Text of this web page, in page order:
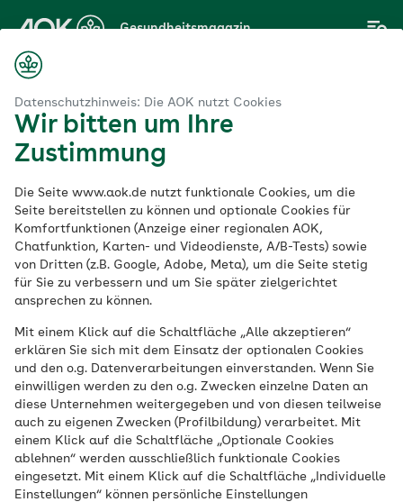
Datenschutzhinweis: Die AOK nutzt Cookies
Wir bitten um Ihre
Zustimmung
Die Seite www.aok.de nutzt funktionale Cookies, um die
Seite bereitstellen zu können und optionale Cookies für
Komfortfunktionen (Anzeige einer regionalen AOK,
Chatfunktion, Karten- und Videodienste, A/B-Tests) sowie
von Dritten (z.B. Google, Adobe, Meta), um die Seite stetig
für Sie zu verbessern und um Sie später zielgerichtet
ansprechen zu können.
Mit einem Klick auf die Schaltfläche „Alle akzeptieren“
erklären Sie sich mit dem Einsatz der optionalen Cookies
und den o.g. Datenverarbeitungen einverstanden. Wenn Sie
einwilligen werden zu den o.g. Zwecken einzelne Daten an
diese Unternehmen weitergegeben und von diesen teilweise
auch zu eigenen Zwecken (Profilbildung) verarbeitet. Mit
einem Klick auf die Schaltfläche „Optionale Cookies
ablehnen“ werden ausschließlich funktionale Cookies
eingesetzt. Mit einem Klick auf die Schaltfläche „Individuelle
Einstellungen“ können persönliche Einstellungen
Hauptinhalt
springen
Gesundheitsmagazin
Expertin im
Interview: „So decken
Sie Ihren Bedarf an
Omega-3-
Fettsäuren“
Veröffentlicht am:
12.11.2020 aktualisiert am 06.11.2025
11 Minuten Lesedauer